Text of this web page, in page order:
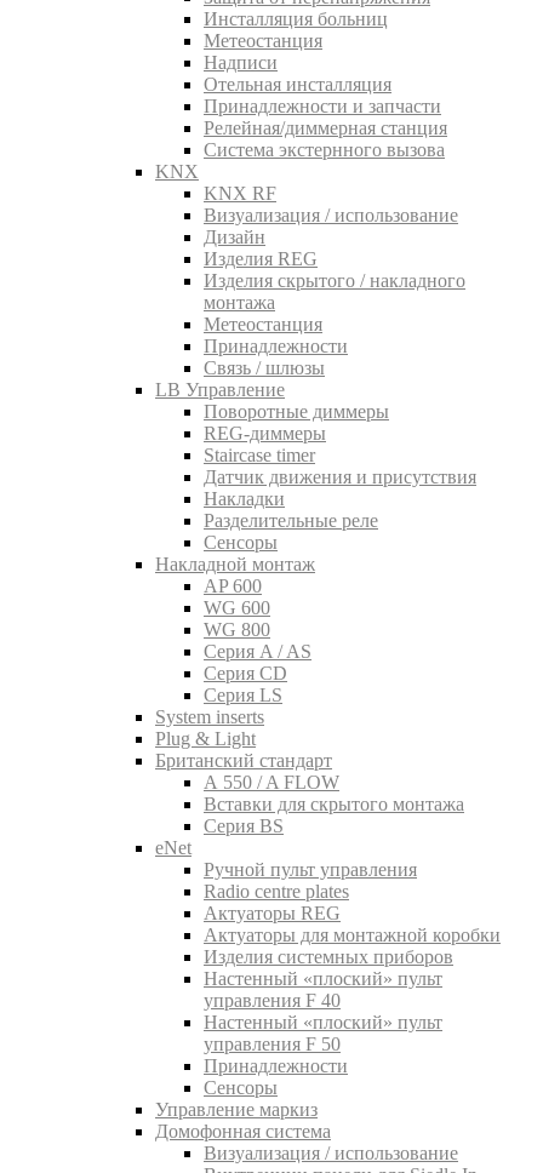
Инсталляция больниц
Метеостанция
Надписи
Отельная инсталляция
Принадлежности и запчасти
Релейная/диммерная станция
Система экстернного вызова
KNX
KNX RF
Визуализация / использование
Дизайн
Изделия REG
Изделия скрытого / накладного
монтажа
Метеостанция
Принадлежности
Связь / шлюзы
LB Управление
Поворотные диммеры
REG-диммеры
Staircase timer
Датчик движения и присутствия
Накладки
Разделительные реле
Сенсоры
Накладной монтаж
AP 600
WG 600
WG 800
Серия A / AS
Серия CD
Серия LS
System inserts
Plug & Light
Британский стандарт
A 550 / A FLOW
Вставки для скрытого монтажа
Серия BS
eNet
Pучной пульт управления
Radio centre plates
Актуаторы REG
Актуаторы для монтажной коробки
Изделия системных приборов
Настенный «плоский» пульт
управления F 40
Настенный «плоский» пульт
управления F 50
Принадлежности
Сенсоры
Управление маркиз
Домофонная система
Визуализация / использование